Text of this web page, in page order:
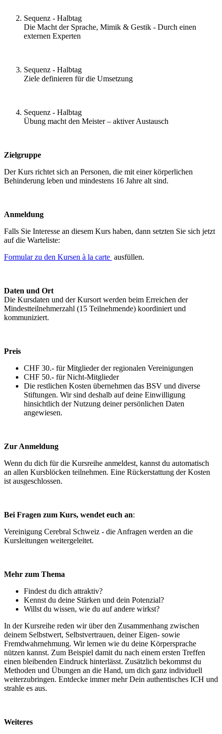
Sequenz - Halbtag
Die Macht der Sprache, Mimik & Gestik - Durch einen
externen Experten
Sequenz - Halbtag
Ziele definieren für die Umsetzung
Sequenz - Halbtag
Übung macht den Meister – aktiver Austausch
Zielgruppe
Der Kurs richtet sich an Personen, die mit einer körperlichen
Behinderung leben und mindestens 16 Jahre alt sind.
Anmeldung
Falls Sie Interesse an diesem Kurs haben, dann setzten Sie sich jetzt
auf die Warteliste:
Formular zu den Kursen à la carte ausfüllen.
Daten und Ort
Die Kursdaten und der Kursort werden beim Erreichen der
Mindestteilnehmerzahl (15 Teilnehmende) koordiniert und
kommuniziert.
Preis
CHF 30.- für Mitglieder der regionalen Vereinigungen
CHF 50.- für Nicht-Mitglieder
Die restlichen Kosten übernehmen das BSV und diverse
Stiftungen. Wir sind deshalb auf deine Einwilligung
hinsichtlich der Nutzung deiner persönlichen Daten
angewiesen.
Zur Anmeldung
Wenn du dich für die Kursreihe anmeldest, kannst du automatisch
an allen Kursblöcken teilnehmen. Eine Rückerstattung der Kosten
ist ausgeschlossen.
Bei Fragen zum Kurs, wendet euch an:
Vereinigung Cerebral Schweiz - die Anfragen werden an die
Kursleitungen weitergeleitet.
Mehr zum Thema
Findest du dich attraktiv?
Kennst du deine Stärken und dein Potenzial?
Willst du wissen, wie du auf andere wirkst?
In der Kursreihe reden wir über den Zusammenhang zwischen
deinem Selbstwert, Selbstvertrauen, deiner Eigen- sowie
Fremdwahrnehmung. Wir lernen wie du deine Körpersprache
nützen kannst. Zum Beispiel damit du nach einem ersten Treffen
einen bleibenden Eindruck hinterlässt. Zusätzlich bekommst du
Methoden und Übungen an die Hand, um dich ganz individuell
weiterzubringen. Entdecke immer mehr Dein authentisches ICH und
strahle es aus.
Weiteres